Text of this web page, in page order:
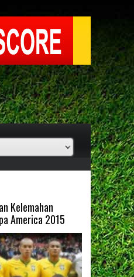
Kelemahan
America 2015